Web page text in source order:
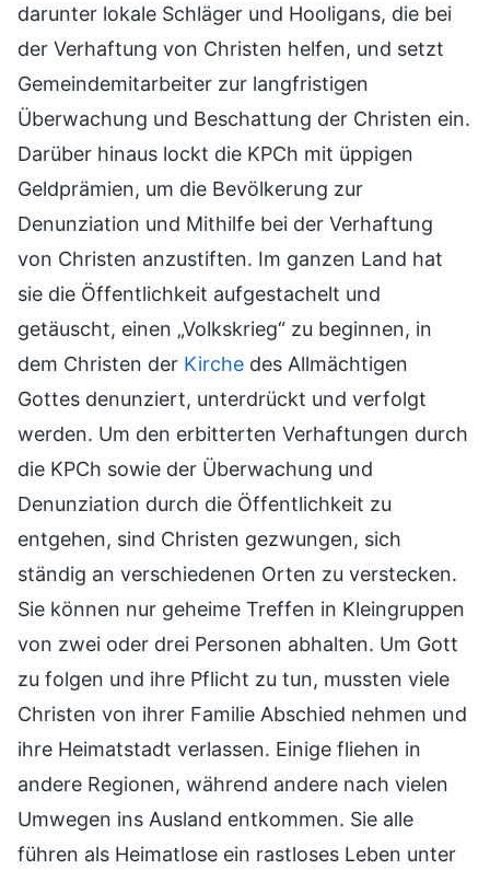
darunter lokale Schläger und Hooligans, die bei
der Verhaftung von Christen helfen, und setzt
Gemeindemitarbeiter zur langfristigen
Überwachung und Beschattung der Christen ein.
Darüber hinaus lockt die KPCh mit üppigen
Geldprämien, um die Bevölkerung zur
Denunziation und Mithilfe bei der Verhaftung
von Christen anzustiften. Im ganzen Land hat
sie die Öffentlichkeit aufgestachelt und
getäuscht, einen „Volkskrieg“ zu beginnen, in
dem Christen der Kirche des Allmächtigen
Gottes denunziert, unterdrückt und verfolgt
werden. Um den erbitterten Verhaftungen durch
die KPCh sowie der Überwachung und
Denunziation durch die Öffentlichkeit zu
entgehen, sind Christen gezwungen, sich
ständig an verschiedenen Orten zu verstecken.
Sie können nur geheime Treffen in Kleingruppen
von zwei oder drei Personen abhalten. Um Gott
zu folgen und ihre Pflicht zu tun, mussten viele
Christen von ihrer Familie Abschied nehmen und
ihre Heimatstadt verlassen. Einige fliehen in
andere Regionen, während andere nach vielen
Umwegen ins Ausland entkommen. Sie alle
führen als Heimatlose ein rastloses Leben unter